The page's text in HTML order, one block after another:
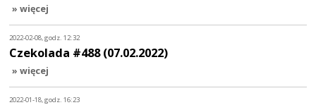
» więcej
2022-02-08, godz. 12:32
Czekolada #488 (07.02.2022)
» więcej
2022-01-18, godz. 16:23